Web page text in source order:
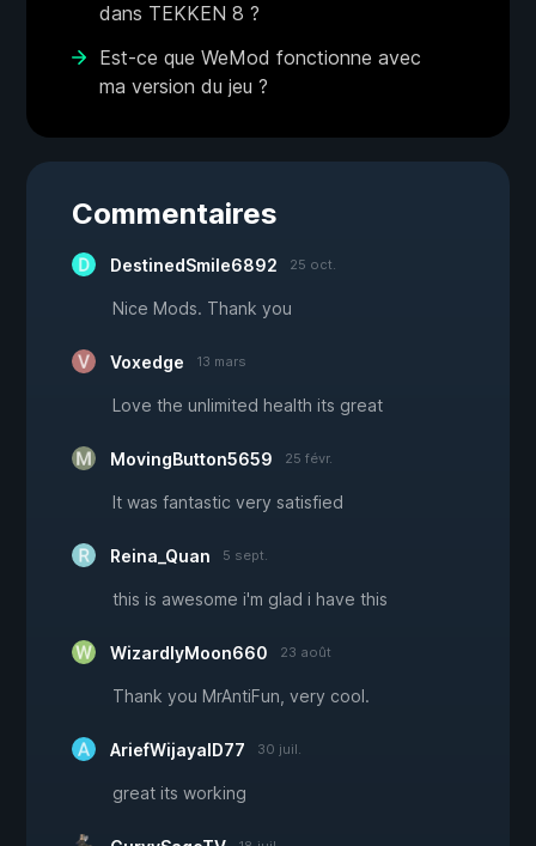
dans TEKKEN 8 ?
Est-ce que WeMod fonctionne avec
ma version du jeu ?
Commentaires
DestinedSmile6892 25 oct.
Nice Mods. Thank you
Voxedge 13 mars
Love the unlimited health its great
MovingButton5659 25 févr.
It was fantastic very satisfied
Reina_Quan 5 sept.
this is awesome i'm glad i have this
WizardlyMoon660 23 août
Thank you MrAntiFun, very cool.
AriefWijayaID77 30 juil.
great its working